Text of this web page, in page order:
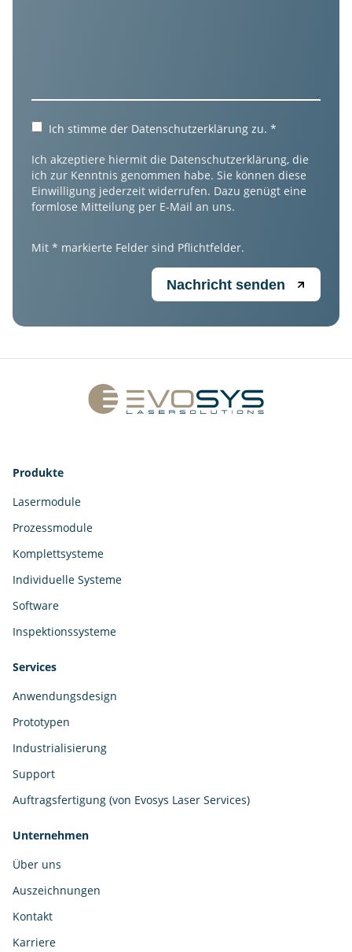
Mit * markierte Felder sind Pflichtfelder.
Ich stimme der Datenschutzerklärung zu. *
Ich akzeptiere hiermit die Datenschutzerklärung, die
ich zur Kenntnis genommen habe. Sie können diese
Einwilligung jederzeit widerrufen. Dazu genügt eine
formlose Mitteilung per E-Mail an uns.
Produkte
Lasermodule
Prozessmodule
Komplettsysteme
Individuelle Systeme
Software
Inspektionssysteme
Services
Anwendungsdesign
Prototypen
Industrialisierung
Support
Auftragsfertigung (von Evosys Laser Services)
Unternehmen
Über uns
Auszeichnungen
Kontakt
Karriere